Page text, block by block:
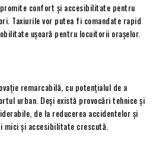
confort și accesibilitate pentru
Taxiurile vor putea fi comandate rapid
ușoară pentru locuitorii orașelor.
remarcabilă, cu potențialul de a
urban. Deși există provocări tehnice și
de la reducerea accidentelor și
mici și accesibilitate crescută.